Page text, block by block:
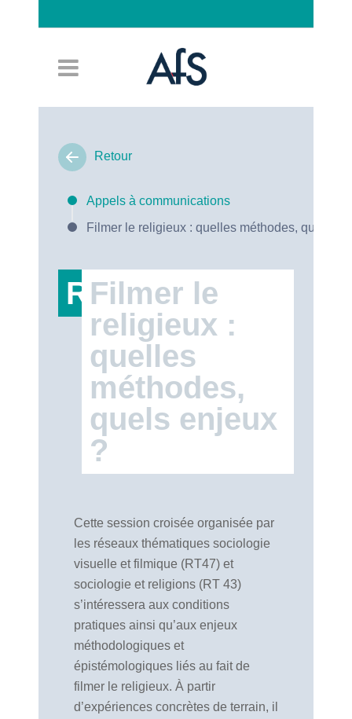
Retour
Appels à communications
Filmer le religieux : quelles méthodes, quels
RT47
Filmer le
religieux :
quelles
méthodes,
quels enjeux
?
Cette session croisée organisée par
les réseaux thématiques sociologie
visuelle et filmique (RT47) et
sociologie et religions (RT 43)
s’intéressera aux conditions
pratiques ainsi qu’aux enjeux
méthodologiques et
épistémologiques liés au fait de
filmer le religieux. À partir
d’expériences concrètes de terrain, il